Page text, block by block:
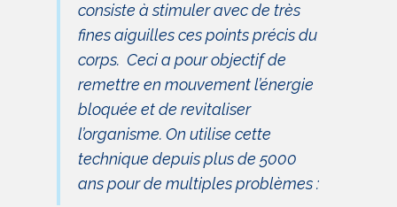
consiste à stimuler avec de très
fines aiguilles ces points précis du
corps. Ceci a pour objectif de
remettre en mouvement l’énergie
bloquée et de revitaliser
l’organisme. On utilise cette
technique depuis plus de 5000
ans pour de multiples problèmes :